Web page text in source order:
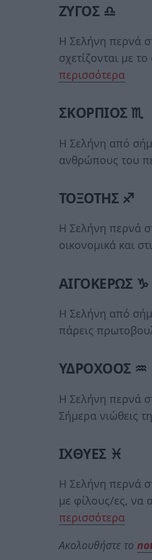
ΖΥΓΟΣ ♎
Η Σελήνη περνά
σχετίζονται με
περισσότερα
ΣΚΟΡΠΙΟΣ ♏
Η Σελήνη από
ανθρώπους του
ΤΟΞΟΤΗΣ ♐
Η Σελήνη περνά
οικονομικά και
ΑΙΓΟΚΕΡΩΣ ♑
Η Σελήνη από
πάρεις
ΥΔΡΟΧΟΟΣ ♒
Η Σελήνη περνά
Σήμερα νιώθεις
ΙΧΘΥΕΣ ♓
Η Σελήνη περνά
με φίλους/ες, να
περισσότερα
Ακολουθήστε το